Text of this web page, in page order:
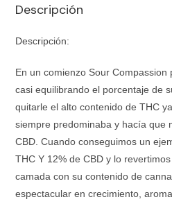
Descripción
Descripción:
En un comienzo Sour
casi equilibrando el porcentaje de
quitarle el alto contenido de THC
siempre predominaba y hacía que
CBD. Cuando conseguimos un
THC Y 12% de CBD y lo
camada con su contenido de
espectacular en crecimiento,